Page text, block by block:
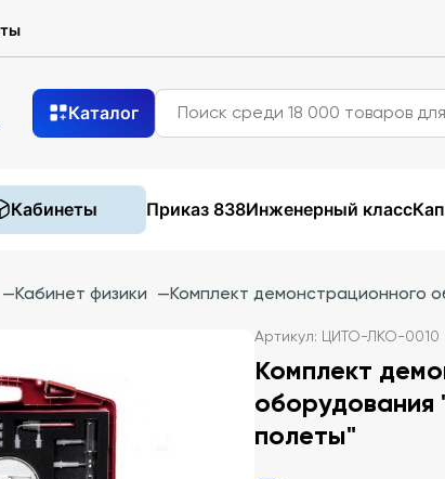
Каталог
Кабинеты Приказ 838Инженерный класс
—Кабинет физики —Комплект демонстрационного
Артикул: ЦИТО-ЛКО-0010
Комплект
оборудования
полеты"